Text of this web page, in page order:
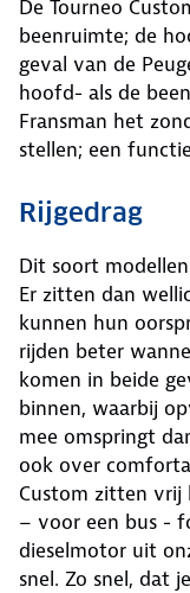
De Tourneo
beenruimte; de
geval van de
hoofd- als de
Fransman het
stellen; een
Rijgedrag
Dit soort
Er zitten dan
kunnen hun
rijden beter
komen in beide
binnen, waarbij
mee omspringt
ook over
Custom zitten vrij
– voor een bus -
dieselmotor uit
snel. Zo snel, dat